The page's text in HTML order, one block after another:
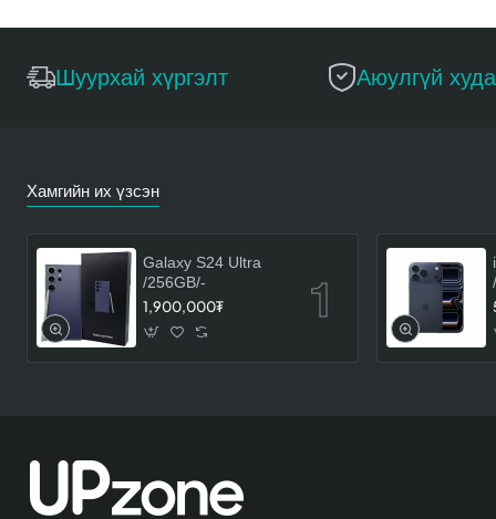
Шуурхай хүргэлт Аюулгүй
Хамгийн их үзсэн
Galaxy S24 Ultra
/256GB/-
1,900,000₮